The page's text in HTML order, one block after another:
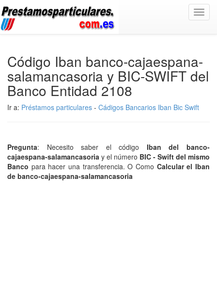
Código Iban banco-cajaespana-
salamancasoria y BIC-SWIFT del
Banco Entidad 2108
Ir a: Préstamos particulares - Cádigos Bancarios Iban Bic Swift
Pregunta: Necesito saber el código Iban del banco-
cajaespana-salamancasoria y el número BIC - Swift del mismo
Banco para hacer una transferencia. O Como Calcular el Iban
de banco-cajaespana-salamancasoria